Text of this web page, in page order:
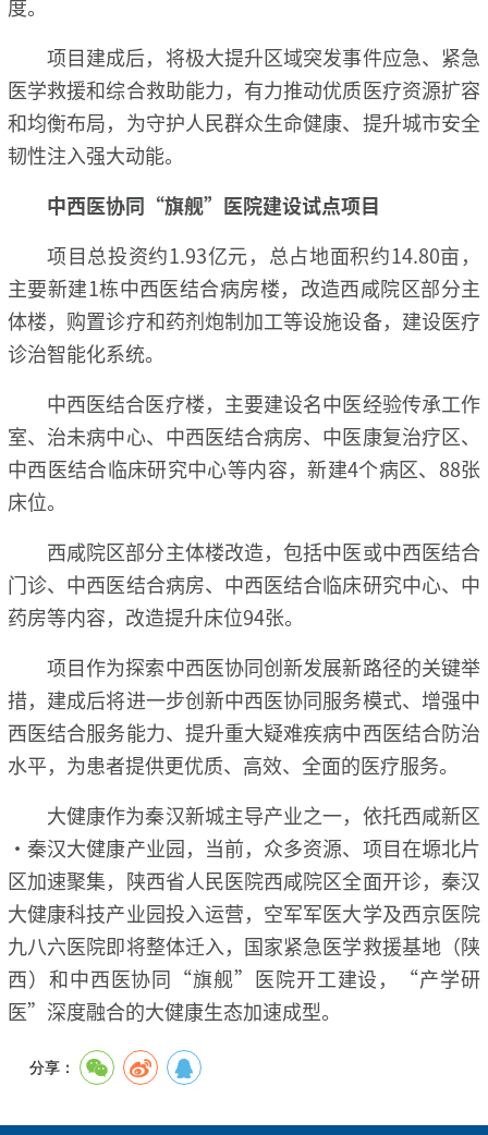
度。
项目建成后，将极大提升区域突发事件应急、紧急
医学救援和综合救助能力，有力推动优质医疗资源扩容
和均衡布局，为守护人民群众生命健康、提升城市安全
韧性注入强大动能。
中西医协同“旗舰”医院建设试点项目
项目总投资约1.93亿元，总占地面积约14.80亩，
主要新建1栋中西医结合病房楼，改造西咸院区部分主
体楼，购置诊疗和药剂炮制加工等设施设备，建设医疗
诊治智能化系统。
中西医结合医疗楼，主要建设名中医经验传承工作
室、治未病中心、中西医结合病房、中医康复治疗区、
中西医结合临床研究中心等内容，新建4个病区、88张
床位。
西咸院区部分主体楼改造，包括中医或中西医结合
门诊、中西医结合病房、中西医结合临床研究中心、中
药房等内容，改造提升床位94张。
项目作为探索中西医协同创新发展新路径的关键举
措，建成后将进一步创新中西医协同服务模式、增强中
西医结合服务能力、提升重大疑难疾病中西医结合防治
水平，为患者提供更优质、高效、全面的医疗服务。
大健康作为秦汉新城主导产业之一，依托西咸新区
·秦汉大健康产业园，当前，众多资源、项目在塬北片
区加速聚集，陕西省人民医院西咸院区全面开诊，秦汉
大健康科技产业园投入运营，空军军医大学及西京医院
九八六医院即将整体迁入，国家紧急医学救援基地（陕
西）和中西医协同“旗舰”医院开工建设，“产学研
医”深度融合的大健康生态加速成型。
分享：